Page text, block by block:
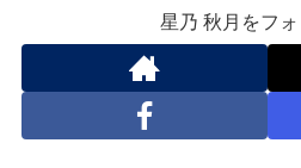
星乃 秋月をフ